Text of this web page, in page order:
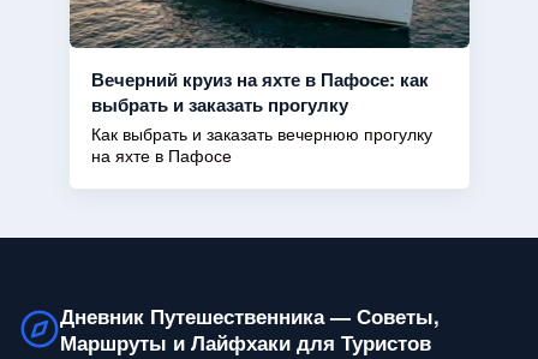
Вечерний круиз на яхте в Пафосе: как
выбрать и заказать прогулку
Как выбрать и заказать вечернюю прогулку
на яхте в Пафосе
Дневник Путешественника — Советы,
Маршруты и Лайфхаки для Туристов